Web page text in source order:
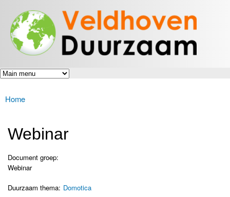
en naar
de inhoud
gaan
Veldhoven
Duurzaam
Energiek
naar de
toekomst
U bent hier
Home
Webinar
Document groep:
Webinar
Duurzaam thema: Domotica